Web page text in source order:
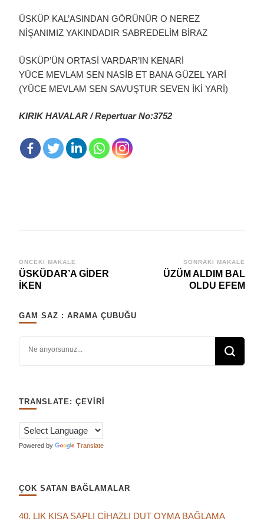
ÜSKÜP KAL’ASINDAN GÖRÜNÜR O NEREZ
NİŞANIMIZ YAKINDADIR SABREDELİM BİRAZ
ÜSKÜP’ÜN ORTASİ VARDAR’IN KENARİ
YÜCE MEVLAM SEN NASİB ET BANA GÜZEL YARİ
(YÜCE MEVLAM SEN SAVUŞTUR SEVEN İKİ YARİ)
KIRIK HAVALAR / Repertuar No:3752
Yazı
dolaşımı
ÖNCEKI MAKALE
ÜSKÜDAR’A GİDER
İKEN
SONRAKI MAKALE
ÜZÜM ALDIM BAL
OLDU EFEM
GAM SAZ : ARAMA ÇUBUĞU
TRANSLATE: ÇEVIRI
Powered by Translate
ÇOK SATAN BAĞLAMALAR
40. LIK KISA SAPLI CİHAZLI DUT OYMA BAĞLAMA